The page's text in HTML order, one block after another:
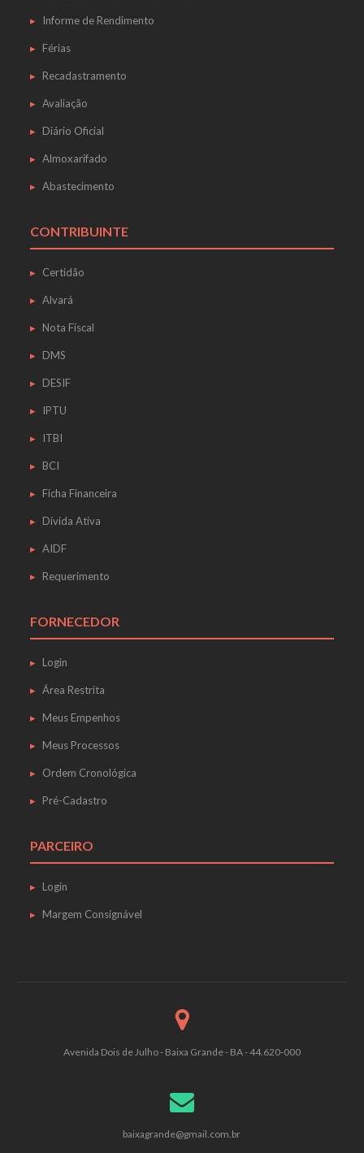
Informe de Rendimento
Férias
Recadastramento
Avaliação
Diário Oficial
Almoxarifado
Abastecimento
CONTRIBUINTE
Certidão
Alvará
Nota Fiscal
DMS
DESIF
IPTU
ITBI
BCI
Ficha Financeira
Dívida Ativa
AIDF
Requerimento
FORNECEDOR
Login
Área Restrita
Meus Empenhos
Meus Processos
Ordem Cronológica
Pré-Cadastro
PARCEIRO
Login
Margem Consignável
Avenida Dois de Julho - Baixa Grande - BA - 44.620-000
baixagrande@gmail.com.br